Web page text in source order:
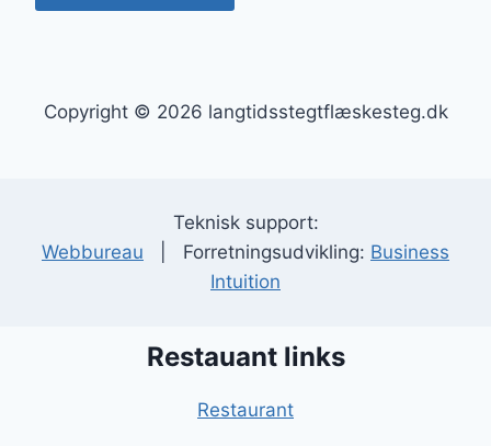
Copyright © 2026 langtidsstegtflæskesteg.dk
Teknisk support:
Webbureau | Forretningsudvikling: Business
Intuition
Restauant links
Restaurant